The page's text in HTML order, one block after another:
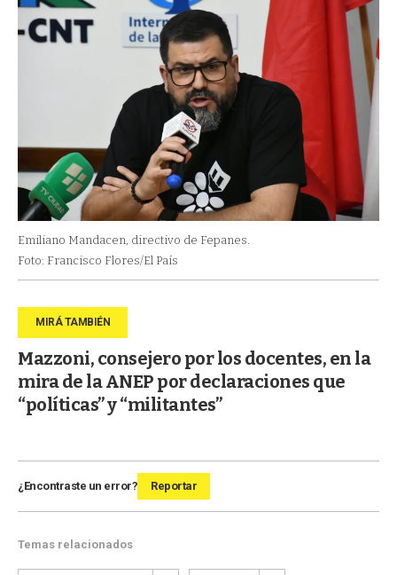
Emiliano Mandacen, directivo de Fepanes.
Foto: Francisco Flores/El País
Mazzoni, consejero por los docentes, en la
mira de la ANEP por declaraciones que
“políticas” y “militantes”
¿Encontraste un error? Reportar
Temas relacionados